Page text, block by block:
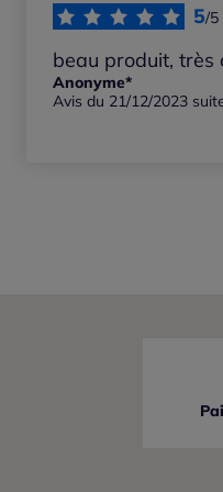
5/5
beau produit, très
Anonyme*
Avis du 21/12/2023